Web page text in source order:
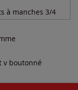
à manches 3/4
v boutonné